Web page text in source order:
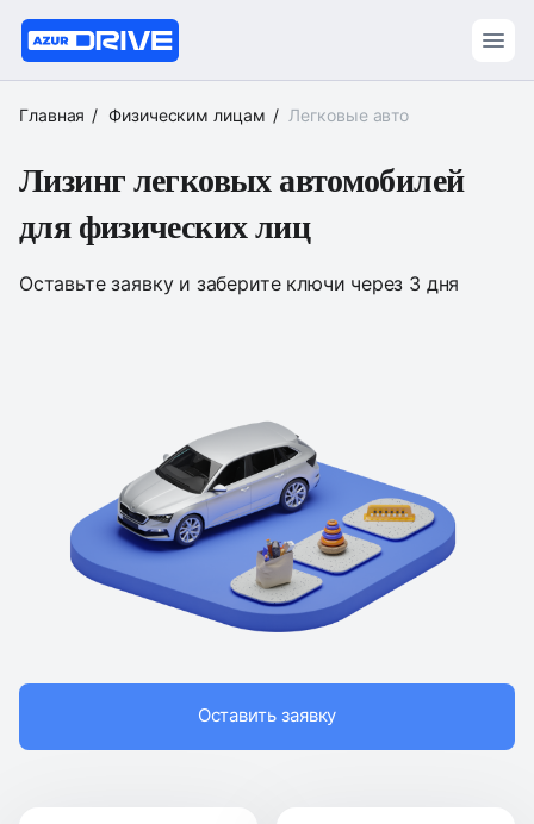
Главная Физическим лицам Легковые авто
Лизинг легковых автомобилей
для физических лиц
Оставьте заявку и заберите ключи через 3 дня
Оставить заявку